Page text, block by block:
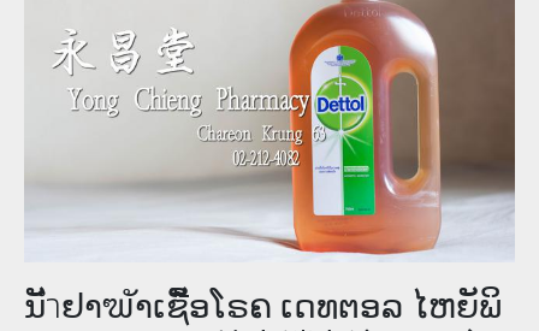
ນັำຢາຆັາເຊືັອໂຣຄ ເດທຕອລ ໄຫຍັພິ